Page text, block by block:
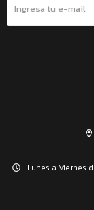
Lunes a Viernes